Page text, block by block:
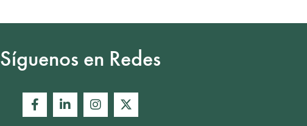
Síguenos en Redes